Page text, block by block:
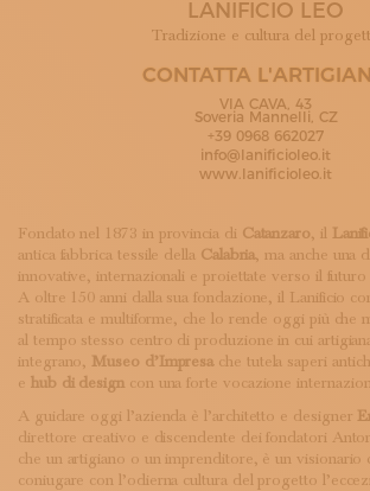
ISCRIVITI ALLA NEWSLETTER
LOGIN
LANIFICIO LEO
Tradizione e cultura del
CONTATTA
VIA CAVA, 43
Soveria Mannelli, CZ
+39 0968 662027
info@lanificioleo.it
www.lanificioleo.it
Fondato nel 1873 in provincia di Catanzaro, il
antica fabbrica tessile della Calabria, ma anche una
innovative, internazionali e proiettate verso il futuro
A oltre 150 anni dalla sua fondazione, il Lanificio
stratificata e multiforme, che lo rende oggi più che
al tempo stesso centro di produzione in cui
integrano, Museo d’Impresache tutela saperi
e hub di designcon una forte vocazione
A guidare oggi l’azienda è l’architetto e designer
direttore creativo e discendente dei fondatori
che un artigiano o un imprenditore, è un visionario
coniugare con l’odierna cultura del progetto